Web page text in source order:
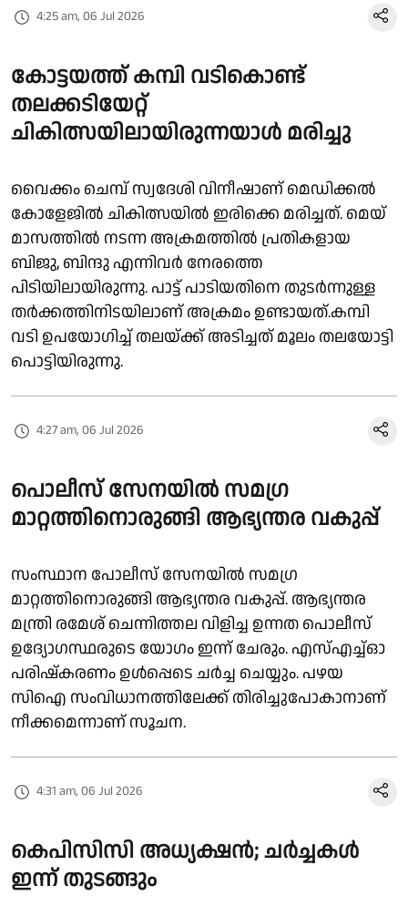
4:25 am, 06 Jul 2026
കോട്ടയത്ത് കമ്പി വടികൊണ്ട്
തലക്കടിയേറ്റ്
ചികിത്സയിലായിരുന്നയാൾ മരിച്ചു
വൈക്കം ചെമ്പ് സ്വദേശി വിനീഷാണ് മെഡിക്കൽ
കോളേജിൽ ചികിത്സയിൽ ഇരിക്കെ മരിച്ചത്. മെയ്‌
മാസത്തിൽ നടന്ന അക്രമത്തിൽ പ്രതികളായ
ബിജു, ബിന്ദു എന്നിവർ നേരത്തെ
പിടിയിലായിരുന്നു. പാട്ട് പാടിയതിനെ തുടർന്നുള്ള
തർക്കത്തിനിടയിലാണ് അക്രമം ഉണ്ടായത്.കമ്പി
വടി ഉപയോഗിച്ച് തലയ്ക്ക് അടിച്ചത് മൂലം തലയോട്ടി
പൊട്ടിയിരുന്നു.
4:27 am, 06 Jul 2026
പൊലീസ് സേനയിൽ സമഗ്ര
മാറ്റത്തിനൊരുങ്ങി ആഭ്യന്തര വകുപ്പ്
സംസ്ഥാന പോലീസ് സേനയിൽ സമഗ്ര
മാറ്റത്തിനൊരുങ്ങി ആഭ്യന്തര വകുപ്പ്. ആഭ്യന്തര
മന്ത്രി രമേശ് ചെന്നിത്തല വിളിച്ച ഉന്നത പൊലീസ്
ഉദ്യോഗസ്ഥരുടെ യോഗം ഇന്ന് ചേരും. എസ്എച്ച്ഓ
പരിഷ്കരണം ഉൾപ്പെടെ ചർച്ച ചെയ്യും. പഴയ
സിഐ സംവിധാനത്തിലേക്ക് തിരിച്ചുപോകാനാണ്
നീക്കമെന്നാണ് സൂചന.
4:31 am, 06 Jul 2026
കെപിസിസി അധ്യക്ഷൻ; ചർച്ചകൾ
ഇന്ന് തുടങ്ങും